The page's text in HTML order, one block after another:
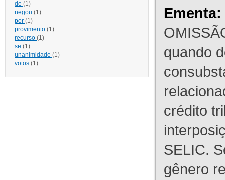
de (1)
negou (1)
por (1)
provimento (1)
recurso (1)
se (1)
unanimidade (1)
votos (1)
Ementa:
quando
crédito
SELIC.
gênero